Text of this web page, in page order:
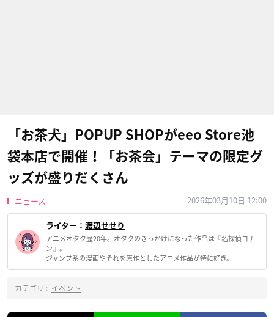
「お茶犬」POPUP SHOPがeeo Store池
袋本店で開催！「お茶会」テーマの限定グ
ッズが盛りだくさん
ニュース 2026年03月10日 12:00
ライター： 渡辺せせり
アニメオタク歴20年。オタクのきっかけになった作品は『名探偵コナ
ン』。
ジャンプ系の漫画やそれを原作としたアニメ作品が特に好き。
カテゴリ : イベント